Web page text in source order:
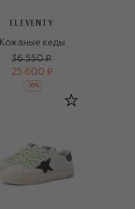
ELEVENTY
Кожаные кеды
36 550 ₽
25 600 ₽
-30%